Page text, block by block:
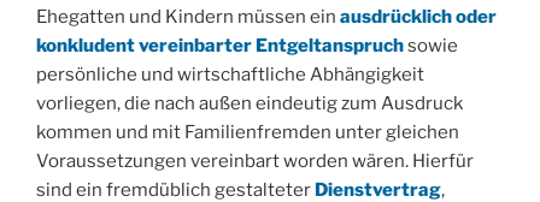
Ehegatten und Kindern müssen ein ausdrücklich oder
konkludent vereinbarter Entgeltanspruchsowie
persönliche und wirtschaftliche Abhängigkeit
vorliegen, die nach außen eindeutig zum Ausdruck
kommen und mit Familienfremden unter gleichen
Voraussetzungen vereinbart worden wären. Hierfür
sind ein fremdüblich gestalteter Dienstvertrag,